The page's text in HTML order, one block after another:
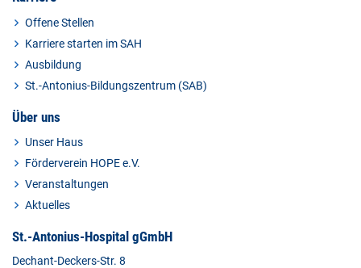
Offene Stellen
Karriere starten im SAH
Ausbildung
St.-Antonius-Bildungszentrum (SAB)
Über uns
Unser Haus
Förderverein HOPE e.V.
Veranstaltungen
Aktuelles
St.-Antonius-Hospital gGmbH
Dechant-Deckers-Str. 8